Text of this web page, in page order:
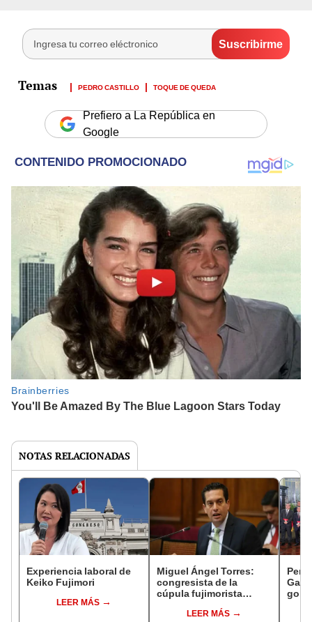
PEDRO CASTILLO TOQUE DE QUEDA
Prefiero a La República en
Google
NOTAS RELACIONADAS
Experiencia laboral de
Keiko Fujimori
LEER MÁS
Miguel Ángel Torres:
congresista de la
cúpula fujimorista
del SenadoLEER MÁS